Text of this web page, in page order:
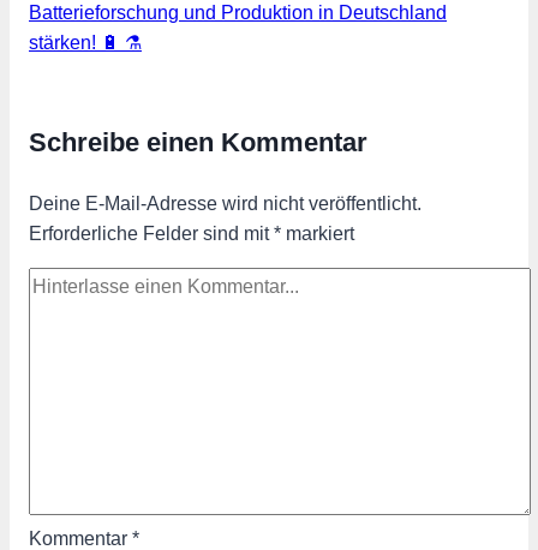
Batterieforschung und Produktion in Deutschland
stärken! 🔋 ⚗️
Schreibe einen Kommentar
Deine E-Mail-Adresse wird nicht veröffentlicht.
Erforderliche Felder sind mit* markiert
Kommentar *